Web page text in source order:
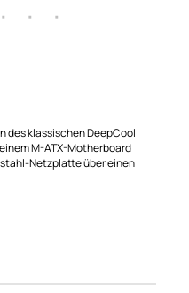
des klassischen DeepCool
M-ATX-Motherboard
Netzplatte über einen